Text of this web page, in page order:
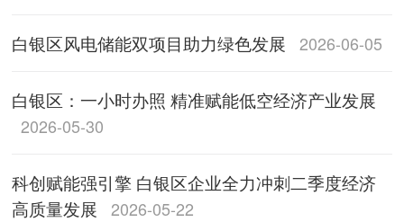
白银区风电储能双项目助力绿色发展 2026-06-05
白银区：一小时办照 精准赋能低空经济产业发展
2026-05-30
科创赋能强引擎 白银区企业全力冲刺二季度经济
高质量发展
2026-05-22